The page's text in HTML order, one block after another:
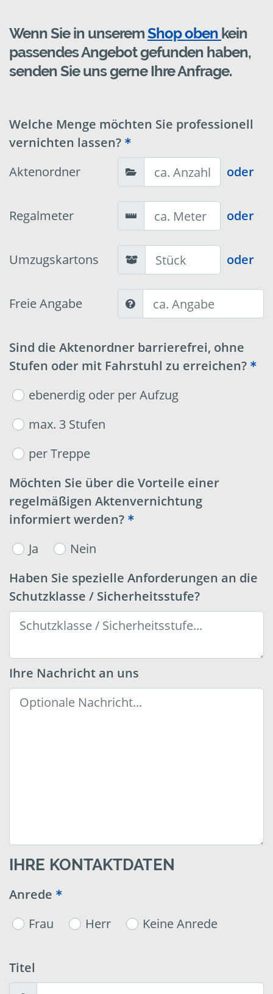
Wenn Sie in unseremShop oben kein
passendes Angebot gefunden haben,
senden Sie uns gerne Ihre Anfrage.
Welche Menge möchten Sie professionell
vernichten lassen?
Aktenordner
oder
Regalmeter oder
Umzugskartons oder
Freie Angabe
Sind die Aktenordner barrierefrei, ohne
Stufen oder mit Fahrstuhl zu erreichen?
ebenerdig oder per Aufzug
max. 3 Stufen
per Treppe
Möchten Sie über die Vorteile einer
regelmäßigen Aktenvernichtung
informiert werden?
Ja
Nein
Haben Sie spezielle Anforderungen an die
Schutzklasse / Sicherheitsstufe?
Ihre Nachricht an uns
IHRE KONTAKTDATEN
Anrede
Frau
Herr Keine Anrede
Titel